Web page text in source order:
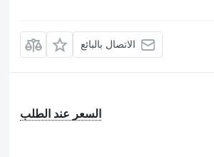
الاتصال بالبائع
السعر عند الطلب